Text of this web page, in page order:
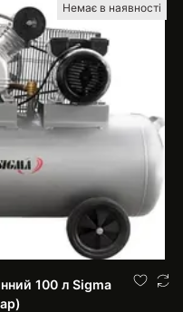
Немає в наявності
100 л Sigma